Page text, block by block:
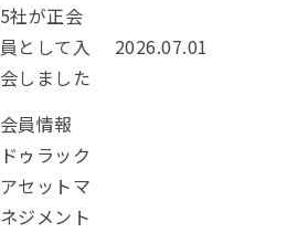
5社が正会
員として入
会しました
投稿日：
2026.07.01
カテゴリー：
会員情報
ドゥラック
アセットマ
ネジメント